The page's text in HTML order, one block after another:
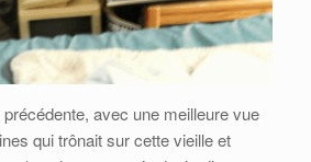
précédente, avec une meilleure vue
qui trônait sur cette vieille et